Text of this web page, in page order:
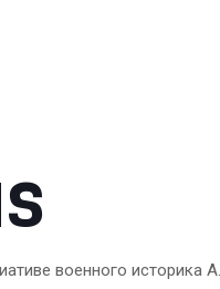
военного историка